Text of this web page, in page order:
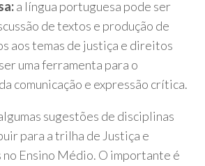
a língua portuguesa pode ser
de textos e produção de
aos temas de justiça e direitos
uma ferramenta para o
comunicação e expressão crítica.
sugestões de disciplinas
para a trilha de Justiça e
Ensino Médio. O importante é